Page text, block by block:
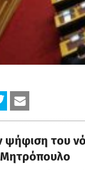
ψήφιση του